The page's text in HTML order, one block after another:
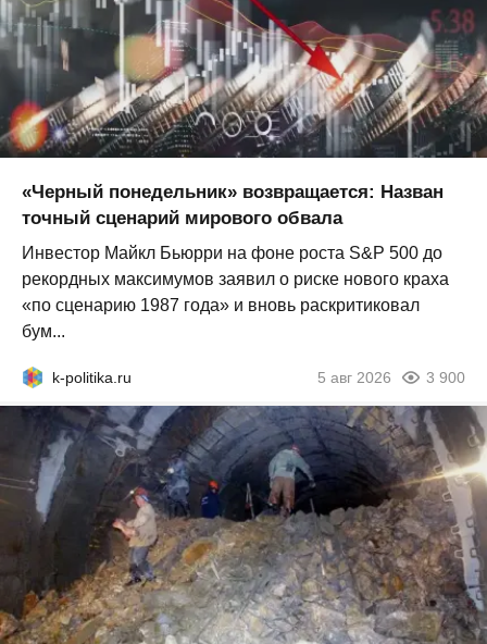
«Черный понедельник» возвращается: Назван
точный сценарий мирового обвала
Инвестор Майкл Бьюрри на фоне роста S&P 500 до
рекордных максимумов заявил о риске нового краха
«по сценарию 1987 года» и вновь раскритиковал
бум...
k-politika.ru 5 авг 2026 3 900